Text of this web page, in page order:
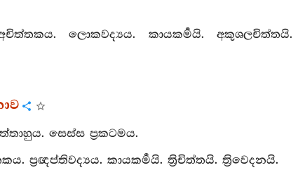
ලොකවද්‍යය. කායකර්‍මයි. අකුශලචිත්තයි.
සෙස්ස ප්‍රකටමය.
ප්‍රඥප්තිවද්‍යය. කායකර්‍මයි. ත්‍රිචිත්තයි. ත්‍රිවෙදනයි.